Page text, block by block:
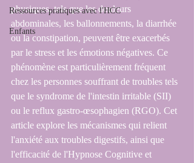
Ressources pratiques avec l'HCC
Enfants
physiques, tels que les douleurs
abdominales, les ballonnements, la diarrhée
ou la constipation, peuvent être exacerbés
par le stress et les émotions négatives. Ce
phénomène est particulièrement fréquent
chez les personnes souffrant de troubles tels
que le syndrome de l'intestin irritable (SII)
ou le reflux gastro-œsophagien (RGO). Cet
article explore les mécanismes qui relient
l'anxiété aux troubles digestifs, ainsi que
l'efficacité de l'Hypnose Cognitive et